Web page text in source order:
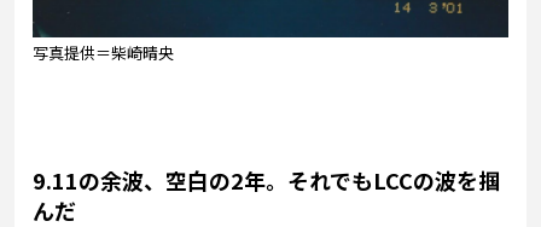
写真提供＝柴崎晴央
9.11の余波、空白の2年。それでもLCCの波を掴
んだ